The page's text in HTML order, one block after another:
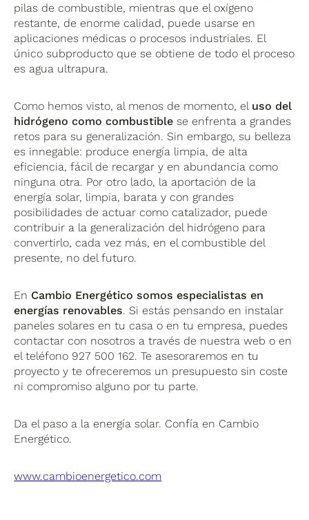
pilas de combustible, mientras que el oxígeno
restante, de enorme calidad, puede usarse en
aplicaciones médicas o procesos industriales. El
único subproducto que se obtiene de todo el proceso
es agua ultrapura.
Como hemos visto, al menos de momento, el uso del
hidrógeno como combustible se enfrenta a grandes
retos para su generalización. Sin embargo, su belleza
es innegable: produce energía limpia, de alta
eficiencia, fácil de recargar y en abundancia como
ninguna otra. Por otro lado, la aportación de la
energía solar, limpia, barata y con grandes
posibilidades de actuar como catalizador, puede
contribuir a la generalización del hidrógeno para
convertirlo, cada vez más, en el combustible del
presente, no del futuro.
En Cambio Energético somos especialistas en
energías renovables. Si estás pensando en instalar
paneles solares en tu casa o en tu empresa, puedes
contactar con nosotros a través de nuestra web o en
el teléfono 927 500 162. Te asesoraremos en tu
proyecto y te ofreceremos un presupuesto sin coste
ni compromiso alguno por tu parte.
Da el paso a la energía solar. Confía en Cambio
Energético.
www.cambioenergetico.com